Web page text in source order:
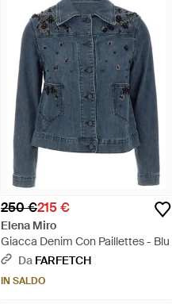
250 €215 €
Elena Miro
Giacca Denim Con Paillettes - Blu
Da FARFETCH
IN SALDO